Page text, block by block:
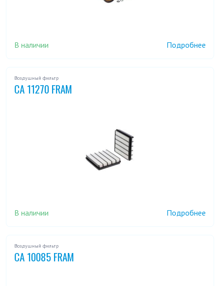
В наличии Подробнее
Воздушный фильтр
CA 11270 FRAM
В наличии Подробнее
Воздушный фильтр
CA 10085 FRAM